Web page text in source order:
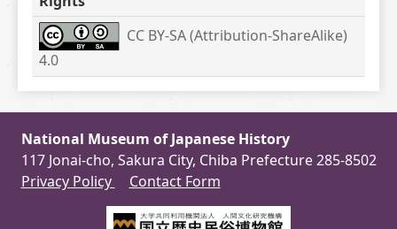
CC BY-SA (Attribution-ShareAlike)
4.0
National Museum of Japanese History
117 Jonai-cho, Sakura City, Chiba Prefecture 285-8502
Privacy Policy
Contact Form